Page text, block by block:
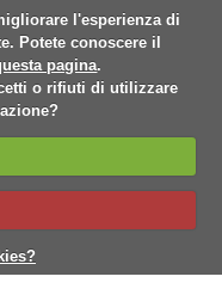
l'esperienza di
Potete conoscere il
pagina.
o rifiuti di utilizzare